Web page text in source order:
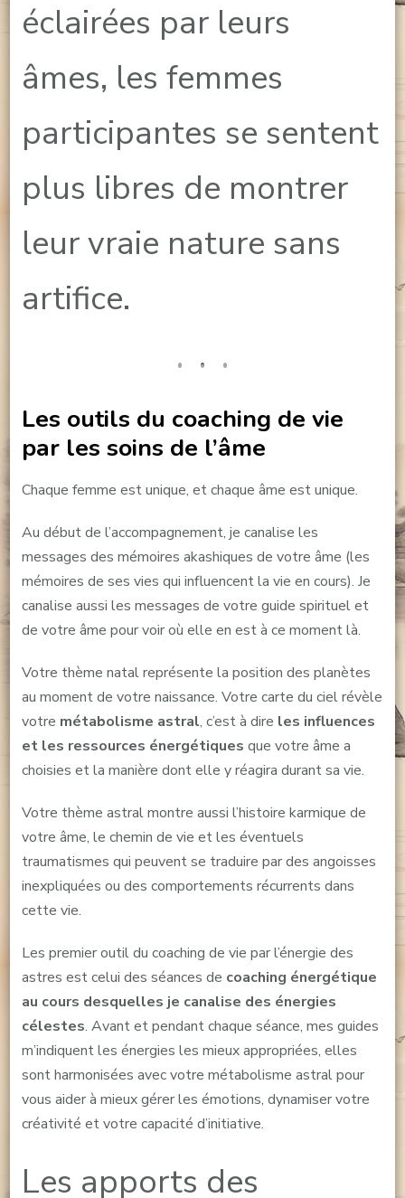
éclairées par leurs
âmes, les femmes
participantes se sentent
plus libres de montrer
leur vraie nature sans
artifice.
Les outils du coaching de vie
par les soins de l’âme
Chaque femme est unique, et chaque âme est unique.
Au début de l’accompagnement, je canalise les
messages des mémoires akashiques de votre âme (les
mémoires de ses vies qui influencent la vie en cours). Je
canalise aussi les messages de votre guide spirituel et
de votre âme pour voir où elle en est à ce moment là.
Votre thème natal représente la position des planètes
au moment de votre naissance. Votre carte du ciel révèle
votre métabolisme astral, c’est à dire les influences
et les ressources énergétiques que votre âme a
choisies et la manière dont elle y réagira durant sa vie.
Votre thème astral montre aussi l’histoire karmique de
votre âme, le chemin de vie et les éventuels
traumatismes qui peuvent se traduire par des angoisses
inexpliquées ou des comportements récurrents dans
cette vie.
Les premier outil du coaching de vie par l’énergie des
astres est celui des séances de coaching énergétique
au cours desquelles je canalise des énergies
célestes. Avant et pendant chaque séance, mes guides
m’indiquent les énergies les mieux appropriées, elles
sont harmonisées avec votre métabolisme astral pour
vous aider à mieux gérer les émotions, dynamiser votre
créativité et votre capacité d’initiative.
Les apports des